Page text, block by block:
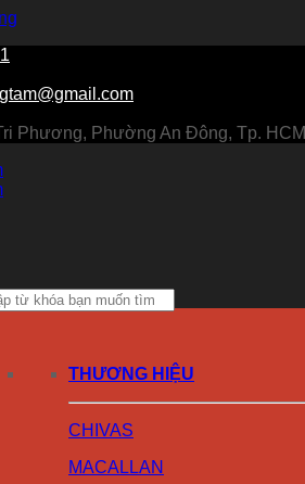
Phương, Phường An Đông, Tp. HCM
THƯƠNG HIỆU
CHIVAS
MACALLAN